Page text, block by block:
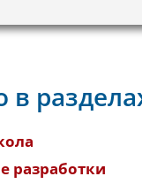
в
разработки